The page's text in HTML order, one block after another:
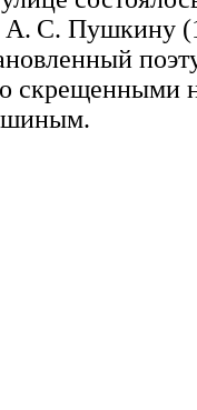
А. С. Пушкину
скрещенными